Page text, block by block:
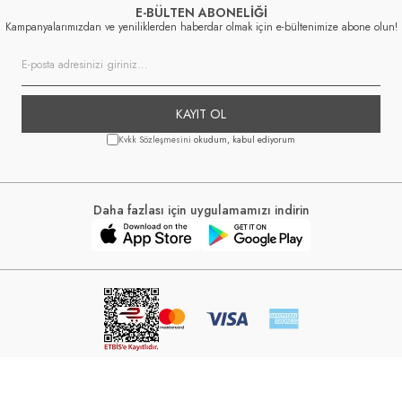
E-BÜLTEN ABONELİĞİ
Kampanyalarımızdan ve yeniliklerden haberdar olmak için e-bültenimize abone olun!
KAYIT OL
Kvkk Sözleşmesini okudum, kabul ediyorum
Daha fazlası için uygulamamızı indirin